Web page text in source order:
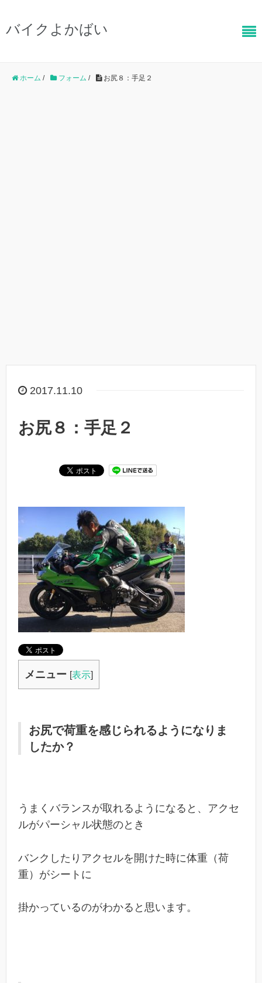
バイクよかばい
ホーム / フォーム / お尻８：手足２
2017.11.10
お尻８：手足２
メニュー [表示]
お尻で荷重を感じられるようになりま
したか？
うまくバランスが取れるようになると、アクセ
ルがパーシャル状態のとき
バンクしたりアクセルを開けた時に体重（荷
重）がシートに
掛かっているのがわかると思います。